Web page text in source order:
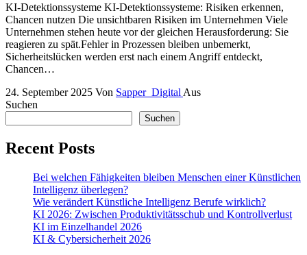
KI-Detektionssysteme KI-Detektionssysteme: Risiken erkennen,
Chancen nutzen Die unsichtbaren Risiken im Unternehmen Viele
Unternehmen stehen heute vor der gleichen Herausforderung: Sie
reagieren zu spät.Fehler in Prozessen bleiben unbemerkt,
Sicherheitslücken werden erst nach einem Angriff entdeckt,
Chancen…
24. September 2025 Von Sapper_Digital Aus
Suchen
Suchen
Recent Posts
Bei welchen Fähigkeiten bleiben Menschen einer Künstlichen
Intelligenz überlegen?
Wie verändert Künstliche Intelligenz Berufe wirklich?
KI 2026: Zwischen Produktivitätsschub und Kontrollverlust
KI im Einzelhandel 2026
KI & Cybersicherheit 2026